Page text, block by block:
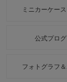
ミニカーケー
公式プロ
フォトグラフ